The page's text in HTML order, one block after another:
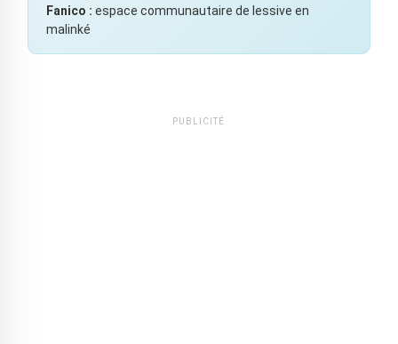
Fanico : espace communautaire de lessive en
malinké
PUBLICITÉ